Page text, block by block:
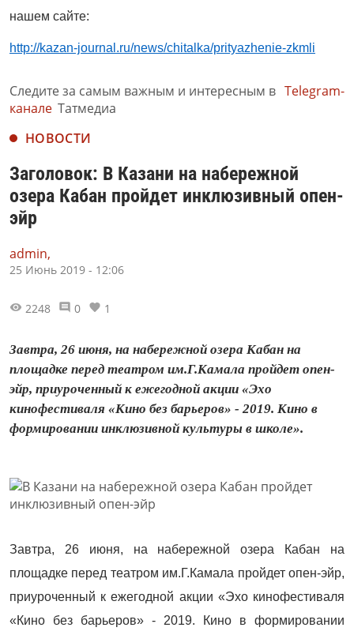
нашем сайте:
http://kazan-journal.ru/news/chitalka/prityazhenie-zkmli
Следите за самым важным и интересным в Telegram-
канале Татмедиа
НОВОСТИ
Заголовок: В Казани на набережной
озера Кабан пройдет инклюзивный опен-
эйр
admin,
25 Июнь 2019 - 12:06
2248 0 1
Завтра, 26 июня, на набережной озера Кабан на
площадке перед театром им.Г.Камала пройдет опен-
эйр, приуроченный к ежегодной акции «Эхо
кинофестиваля «Кино без барьеров» - 2019. Кино в
формировании инклюзивной культуры в школе».
Завтра, 26 июня, на набережной озера Кабан на
площадке перед театром им.Г.Камала пройдет опен-эйр,
приуроченный к ежегодной акции «Эхо кинофестиваля
«Кино без барьеров» - 2019. Кино в формировании